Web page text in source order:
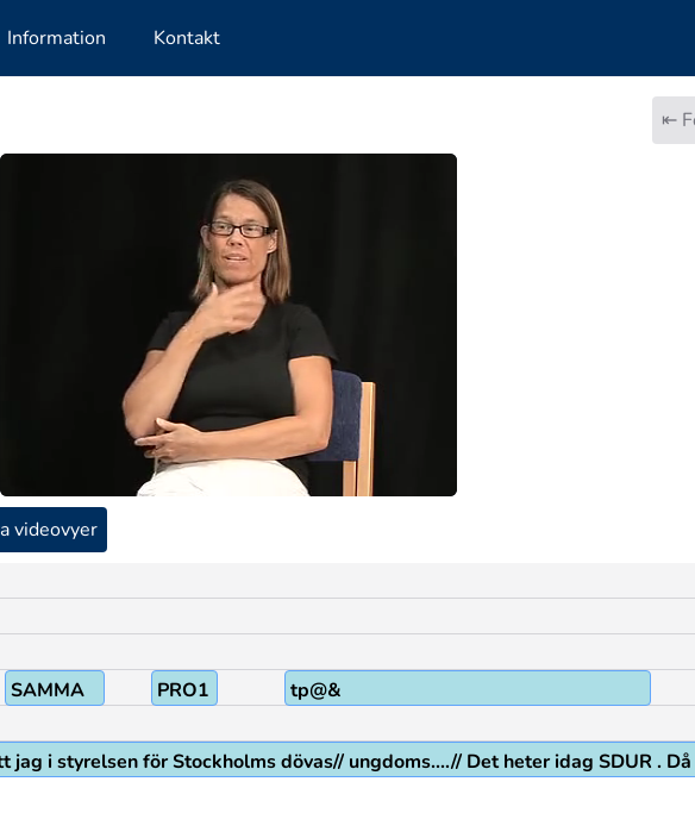
Information Kontakt
⇤
videovyer
SAMMA PRO1 tp@&
i styrelsen för Stockholms dövas// ungdoms....// Det heter idag SDUR .